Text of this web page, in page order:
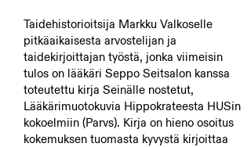
Taidehistorioitsija Markku Valkoselle
pitkäaikaisesta arvostelijan ja
taidekirjoittajan työstä, jonka viimeisin
tulos on lääkäri Seppo Seitsalon kanssa
toteutettu kirja Seinälle nostetut,
Lääkärimuotokuvia Hippokrateesta HUSin
kokoelmiin (Parvs). Kirja on hieno osoitus
kokemuksen tuomasta kyvystä kirjoittaa